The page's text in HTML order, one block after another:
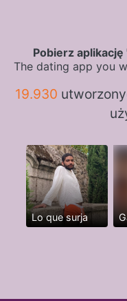
Pobierz
The dating app you
19.930
Lo que surja